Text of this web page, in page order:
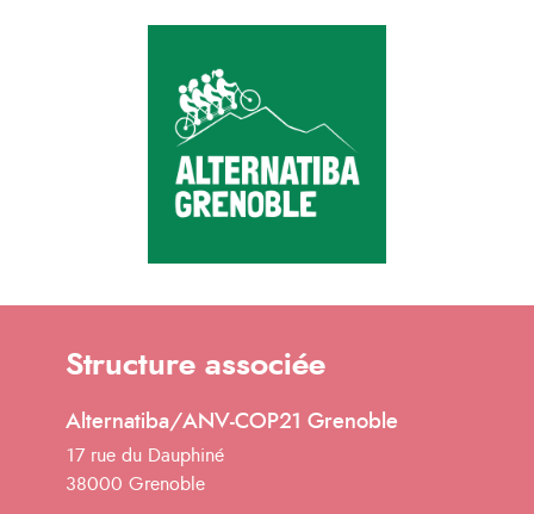
Structure associée
Alternatiba/ANV-COP21 Grenoble
17 rue du Dauphiné
38000 Grenoble